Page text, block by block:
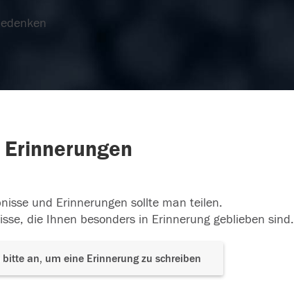
Erinnerungen
und Erinnerungen sollte man teilen.
die Ihnen besonders in Erinnerung geblieben sind.
bitte an, um eine Erinnerung zu schreiben